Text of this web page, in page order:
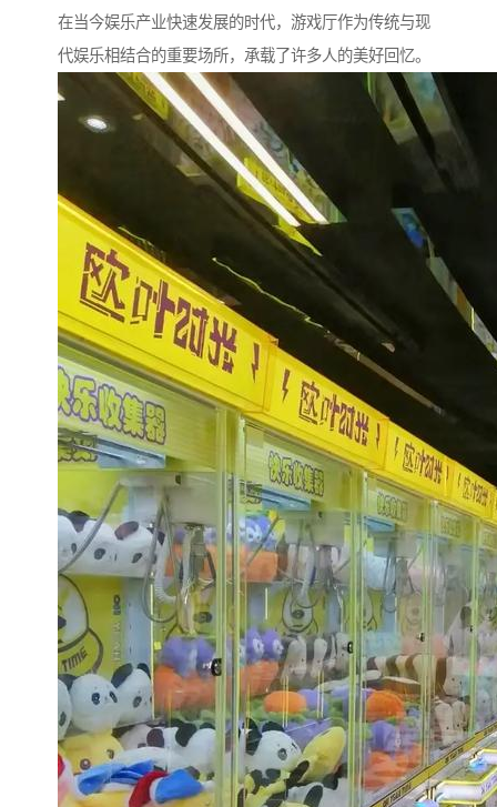
在当今娱乐产业快速发展的时代，游戏厅作为传统与现
代娱乐相结合的重要场所，承载了许多人的美好回忆。